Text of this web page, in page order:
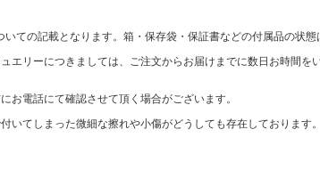
ての記載となります。箱・保存袋・保証書などの付属品の状態
エリーにつきましては、ご注文からお届けまでに数日お時間を
お電話にて確認させて頂く場合がございます。
いてしまった微細な擦れや小傷がどうしても存在しております。